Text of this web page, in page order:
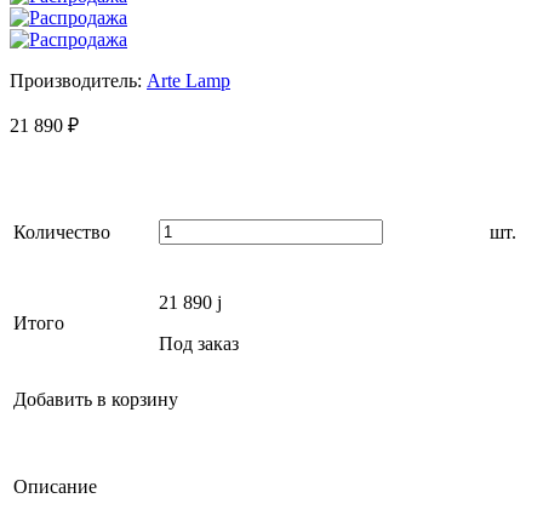
Производитель: Arte Lamp
21 890 ₽
Количество шт.
Итого
21 890 j
Под заказ
Добавить в корзину
Описание